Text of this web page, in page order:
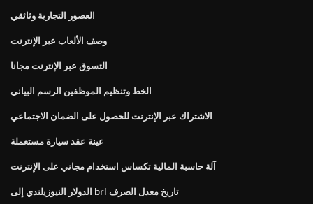
العصور التجارية وثائقي
وصف الألعاب عبر الإنترنت
التسوق عبر الإنترنت مجانا
الخط وتنظيم الموظفين الرسم البياني
الاشتراك عبر الإنترنت للحصول على الضمان الاجتماعي
عينة عقد سيارة مستعملة
آلة حاسبة المالية تكساس استخدام مجاني على الإنترنت
الدولار النيوزيلندي إلى brl تاريخ معدل الصرف